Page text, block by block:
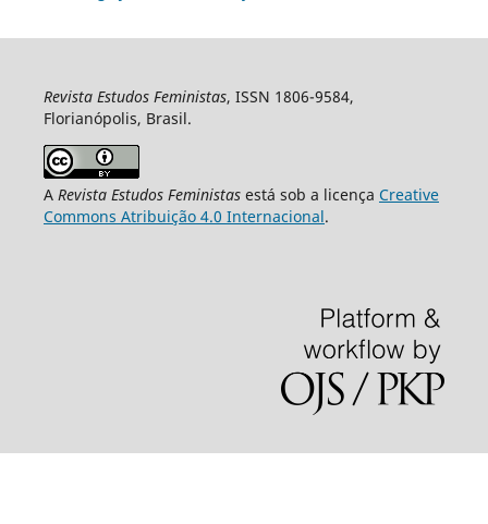
Revista Estudos Feministas, ISSN 1806-9584,
Florianópolis, Brasil.
A Revista Estudos Feministasestá sob a licença Creative
Commons Atribuição 4.0 Internacional.